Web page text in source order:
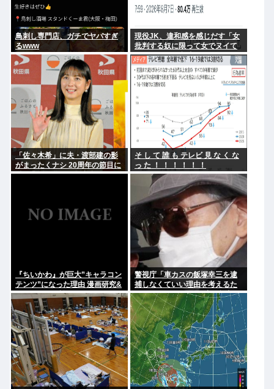
鳥刺し専門店、ガチでヤバすぎ
るwww
現役JK、違和感を感じだす「女
批判する奴に限って女でヌイて
たりするから意味わからなくな
ってきた 」
「佐々木希」に夫・渡部建の影
がまったくナシ 20周年の節目に
俳優業活発化への舞台裏
そ し て 誰 も テレビ 見 な く な
っ た ！ ！ ！ ！ ！ ！
『ちいかわ』が巨大”キャラコン
テンツ”になった理由 漫画研究&
キャラクター論から紐解く
警視庁「車カスの飯塚幸三を逮
捕しなくていい理由を考えるた
めに1000ページもの法解釈書を
読んだ」